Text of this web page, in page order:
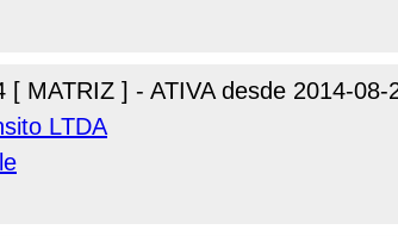
[ MATRIZ ] - ATIVA desde 2014-08-
LTDA